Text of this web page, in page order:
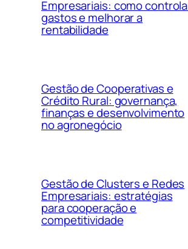
Empresariais: como
gastos e melhorar a
rentabilidade
Gestão de Cooperativas e
Crédito Rural: governança,
finanças e desenvolvimento
no agronegócio
Gestão de Clusters e Redes
Empresariais: estratégias
para cooperação e
competitividade